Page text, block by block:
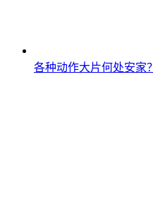
各种动作大片何处安家？